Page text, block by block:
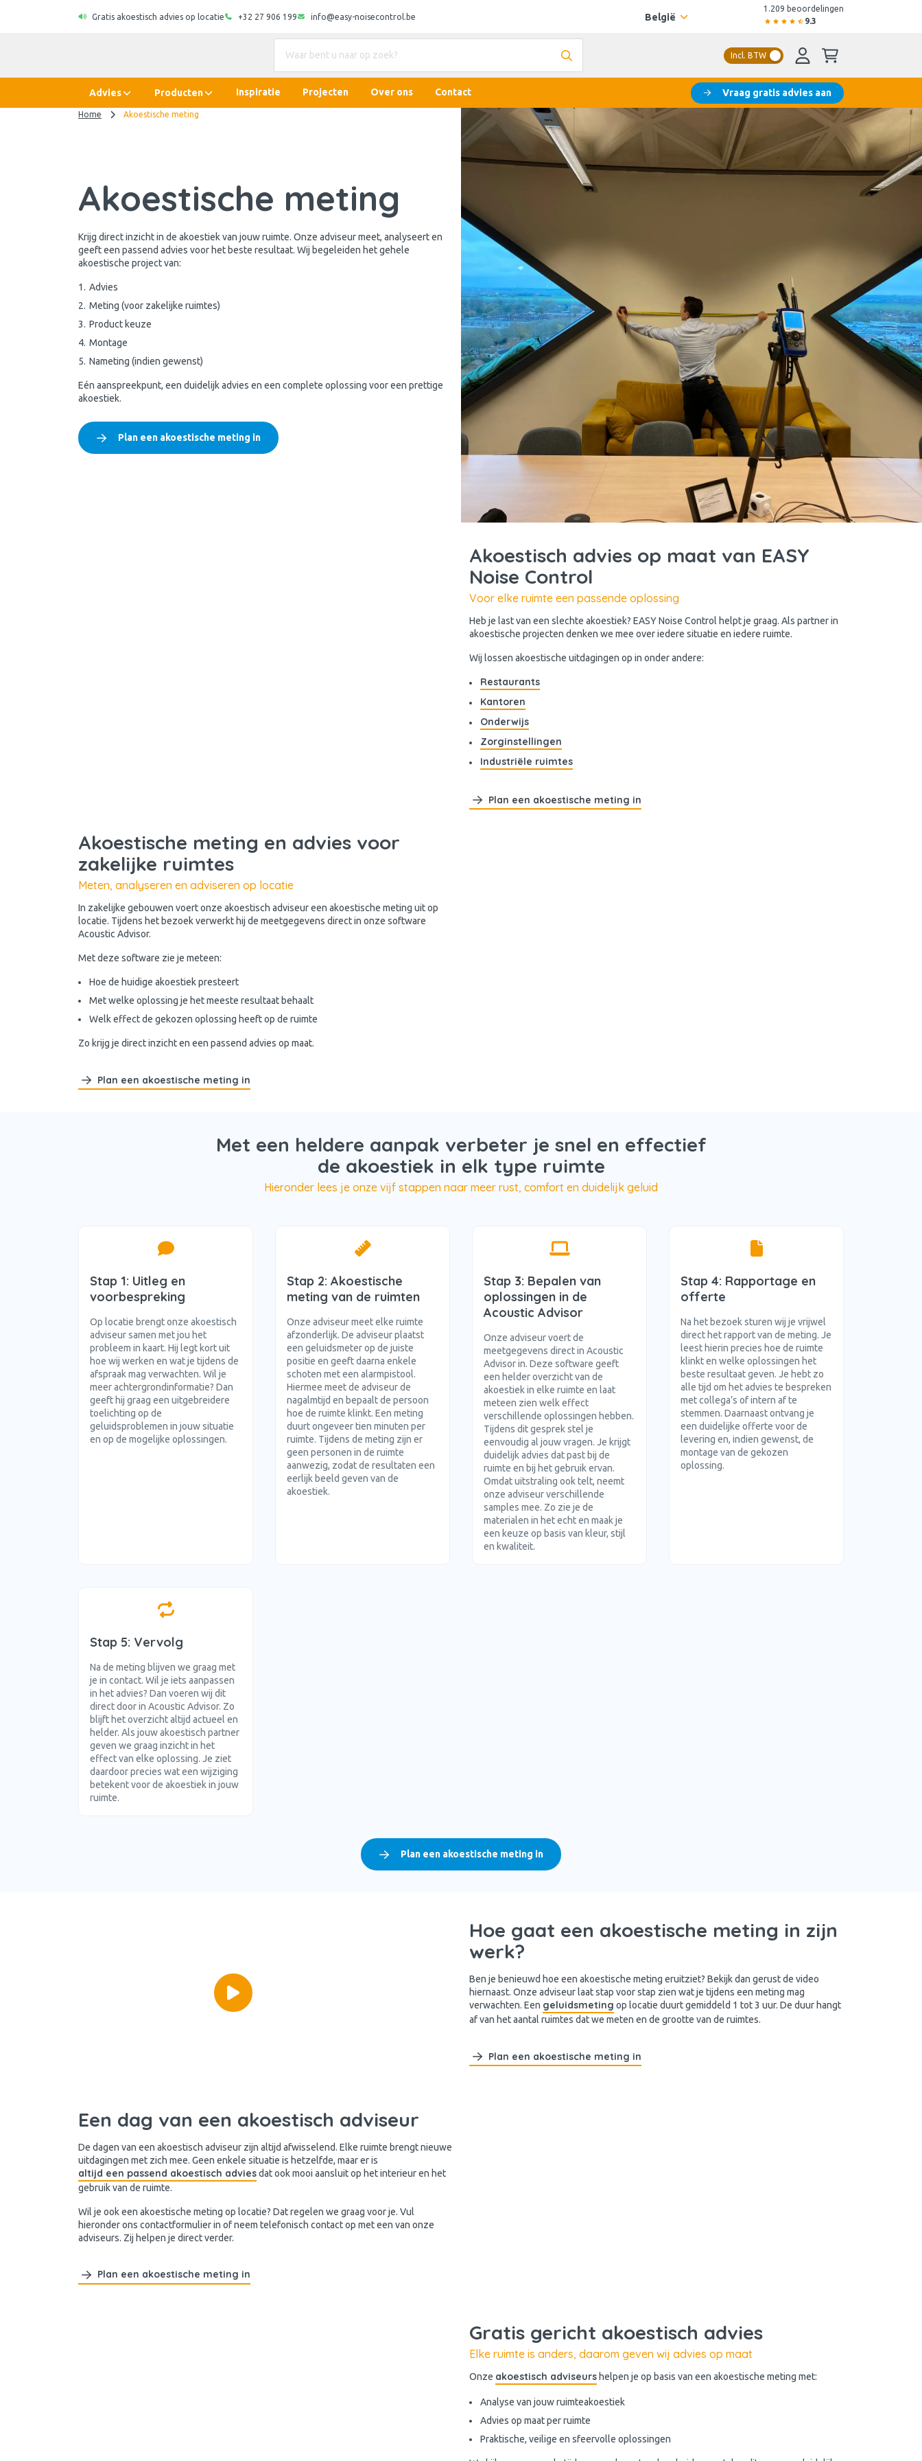
Gratis akoestisch advies op locatie +32 27 906 199 info@easy-noisecontrol.be België
1.209 beoordelingen
9.3
Incl. BTW
Advies Producten Inspiratie Projecten Over ons Contact Vraag gratis advies aan
Home Akoestische meting
Akoestische meting
Krijg direct inzicht in de akoestiek van jouw ruimte. Onze adviseur meet, analyseert en
geeft een passend advies voor het beste resultaat. Wij begeleiden het gehele
akoestische project van:
Advies
Meting (voor zakelijke ruimtes)
Product keuze
Montage
Nameting (indien gewenst)
Eén aanspreekpunt, een duidelijk advies en een complete oplossing voor een prettige
akoestiek.
Plan een akoestische meting in
Akoestisch advies op maat van EASY
Noise Control
Voor elke ruimte een passende oplossing
Heb je last van een slechte akoestiek? EASY Noise Control helpt je graag. Als partner in
akoestische projecten denken we mee over iedere situatie en iedere ruimte.
Wij lossen akoestische uitdagingen op in onder andere:
Restaurants
Kantoren
Onderwijs
Zorginstellingen
Industriële ruimtes
Plan een akoestische meting in
Akoestische meting en advies voor
zakelijke ruimtes
Meten, analyseren en adviseren op locatie
In zakelijke gebouwen voert onze akoestisch adviseur een akoestische meting uit op
locatie. Tijdens het bezoek verwerkt hij de meetgegevens direct in onze software
Acoustic Advisor.
Met deze software zie je meteen:
Hoe de huidige akoestiek presteert
Met welke oplossing je het meeste resultaat behaalt
Welk effect de gekozen oplossing heeft op de ruimte
Zo krijg je direct inzicht en een passend advies op maat.
Plan een akoestische meting in
Met een heldere aanpak verbeter je snel en effectief
de akoestiek in elk type ruimte
Hieronder lees je onze vijf stappen naar meer rust, comfort en duidelijk geluid
Stap 1: Uitleg en
voorbespreking
Op locatie brengt onze akoestisch
adviseur samen met jou het
probleem in kaart. Hij legt kort uit
hoe wij werken en wat je tijdens de
afspraak mag verwachten. Wil je
meer achtergrondinformatie? Dan
geeft hij graag een uitgebreidere
toelichting op de
geluidsproblemen in jouw situatie
en op de mogelijke oplossingen.
Stap 2: Akoestische
meting van de ruimten
Onze adviseur meet elke ruimte
afzonderlijk. De adviseur plaatst
een geluidsmeter op de juiste
positie en geeft daarna enkele
schoten met een alarmpistool.
Hiermee meet de adviseur de
nagalmtijd en bepaalt de persoon
hoe de ruimte klinkt. Een meting
duurt ongeveer tien minuten per
ruimte. Tijdens de meting zijn er
geen personen in de ruimte
aanwezig, zodat de resultaten een
eerlijk beeld geven van de
akoestiek.
Stap 3: Bepalen van
oplossingen in de
Acoustic Advisor
Onze adviseur voert de
meetgegevens direct in Acoustic
Advisor in. Deze software geeft
een helder overzicht van de
akoestiek in elke ruimte en laat
meteen zien welk effect
verschillende oplossingen hebben.
Tijdens dit gesprek stel je
eenvoudig al jouw vragen. Je krijgt
duidelijk advies dat past bij de
ruimte en bij het gebruik ervan.
Omdat uitstraling ook telt, neemt
onze adviseur verschillende
samples mee. Zo zie je de
materialen in het echt en maak je
een keuze op basis van kleur, stijl
en kwaliteit.
Stap 4: Rapportage en
offerte
Na het bezoek sturen wij je vrijwel
direct het rapport van de meting. Je
leest hierin precies hoe de ruimte
klinkt en welke oplossingen het
beste resultaat geven. Je hebt zo
alle tijd om het advies te bespreken
met collega’s of intern af te
stemmen. Daarnaast ontvang je
een duidelijke offerte voor de
levering en, indien gewenst, de
montage van de gekozen
oplossing.
Stap 5: Vervolg
Na de meting blijven we graag met
je in contact. Wil je iets aanpassen
in het advies? Dan voeren wij dit
direct door in Acoustic Advisor. Zo
blijft het overzicht altijd actueel en
helder. Als jouw akoestisch partner
geven we graag inzicht in het
effect van elke oplossing. Je ziet
daardoor precies wat een wijziging
betekent voor de akoestiek in jouw
ruimte.
Plan een akoestische meting in
Hoe gaat een akoestische meting in zijn
werk?
Ben je benieuwd hoe een akoestische meting eruitziet? Bekijk dan gerust de video
hiernaast. Onze adviseur laat stap voor stap zien wat je tijdens een meting mag
verwachten. Een geluidsmeting op locatie duurt gemiddeld 1 tot 3 uur. De duur hangt
af van het aantal ruimtes dat we meten en de grootte van de ruimtes.
Plan een akoestische meting in
Een dag van een akoestisch adviseur
De dagen van een akoestisch adviseur zijn altijd afwisselend. Elke ruimte brengt nieuwe
uitdagingen met zich mee. Geen enkele situatie is hetzelfde, maar er is
altijd een passend akoestisch adviesdat ook mooi aansluit op het interieur en het
gebruik van de ruimte.
Wil je ook een akoestische meting op locatie? Dat regelen we graag voor je. Vul
hieronder ons contactformulier in of neem telefonisch contact op met een van onze
adviseurs. Zij helpen je direct verder.
Plan een akoestische meting in
Gratis gericht akoestisch advies
Elke ruimte is anders, daarom geven wij advies op maat
Onze akoestisch adviseurs helpen je op basis van een akoestische meting met:
Analyse van jouw ruimteakoestiek
Advies op maat per ruimte
Praktische, veilige en sfeervolle oplossingen